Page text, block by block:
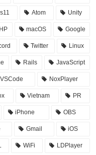
Atom Unity
macOS Google
Twitter Linux
Rails JavaScript
VSCode NoxPlayer
Vietnam PR
iPhone OBS
Gmail iOS
WiFi LDPlayer